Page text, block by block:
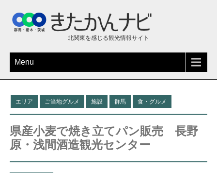
北関東を感じる観光情報サイト
Menu
エリア ご当地グルメ 施設 群馬 食・グルメ
県産小麦で焼き立てパン販売 長野
原・浅間酒造観光センター